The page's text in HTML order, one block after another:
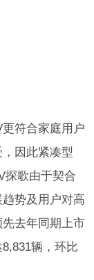
符合家庭用户
因此紧凑型
探歌由于契合
势及用户对高
去年同期上市
辆，环比